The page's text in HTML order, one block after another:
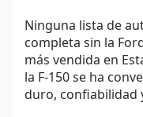
Ninguna lista de
completa sin la
más vendida en
la F-150 se ha
duro, confiabilidad